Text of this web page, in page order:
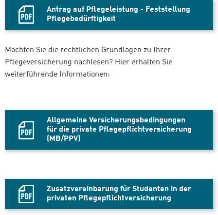
Antrag auf Pflegeleistung - Feststellung
Pflegebedürftigkeit
PDF-
Möchten Sie die rechtlichen Grundlagen zu Ihrer
Pflegeversicherung nachlesen? Hier erhalten Sie
weiterführende Informationen:
Allgemeine Versicherungsbedingungen
für die private Pflegepflichtversicherung
(MB/PPV)
PDF
Zusatzvereinbarung für Studenten in der
privaten Pflegepflichtversicherung
PDF